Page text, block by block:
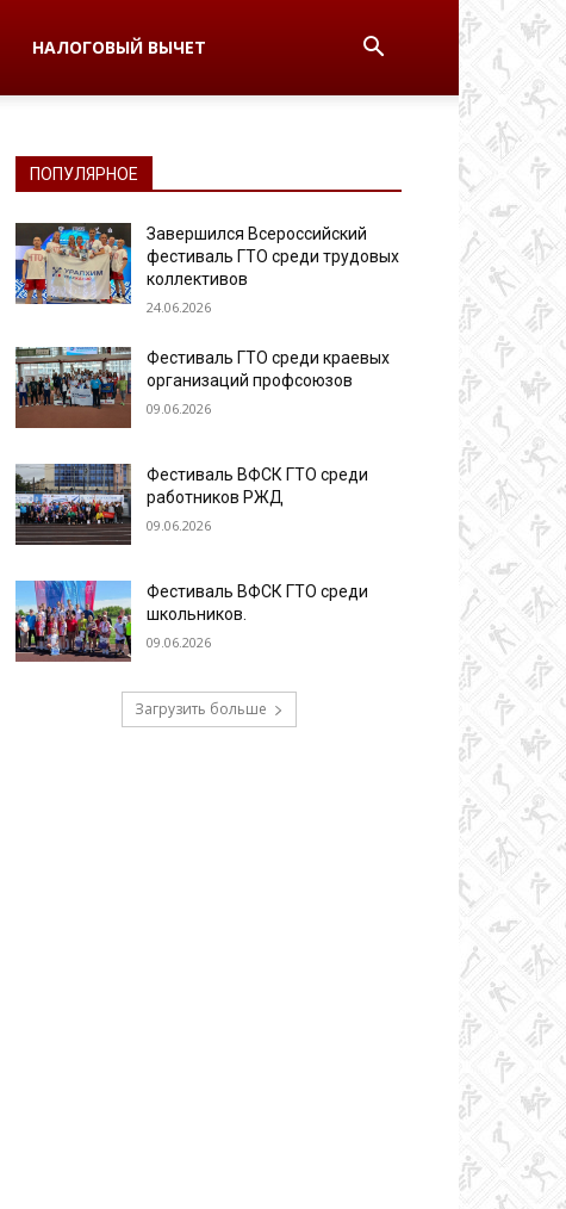
НАЛОГОВЫЙ ВЫЧЕТ
ПОПУЛЯРНОЕ
Завершился Всероссийский
фестиваль ГТО среди трудовых
коллективов
24.06.2026
Фестиваль ГТО среди краевых
организаций профсоюзов
09.06.2026
Фестиваль ВФСК ГТО среди
работников РЖД
09.06.2026
Фестиваль ВФСК ГТО среди
школьников.
09.06.2026
Загрузить больше